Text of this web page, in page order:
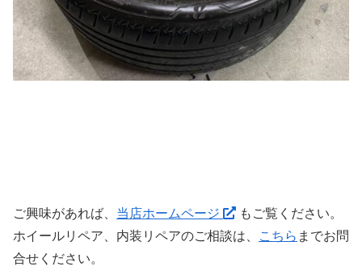
ご興味があれば、 当店ホームページ
もご覧ください。
ホイールリペア、内装リペアのご相談は、
こちら までお問
合せください。